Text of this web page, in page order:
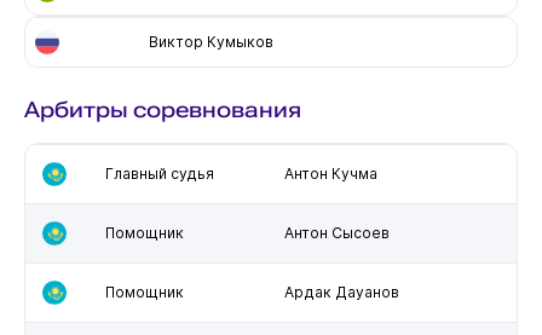
Виктор Кумыков
Арбитры соревнования
Главный судья Антон Кучма
Помощник Антон Сысоев
Помощник Ардак Дауанов